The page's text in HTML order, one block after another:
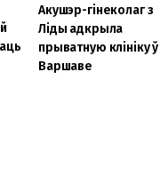
Акушэр-гінеколаг з
Ліды адкрыла
прыватную клініку ў
Варшаве